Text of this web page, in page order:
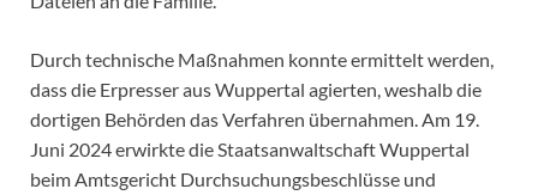
Durch technische Maßnahmen konnte ermittelt werden,
dass die Erpresser aus Wuppertal agierten, weshalb die
dortigen Behörden das Verfahren übernahmen. Am 19.
Juni 2024 erwirkte die Staatsanwaltschaft Wuppertal
beim Amtsgericht Durchsuchungsbeschlüsse und